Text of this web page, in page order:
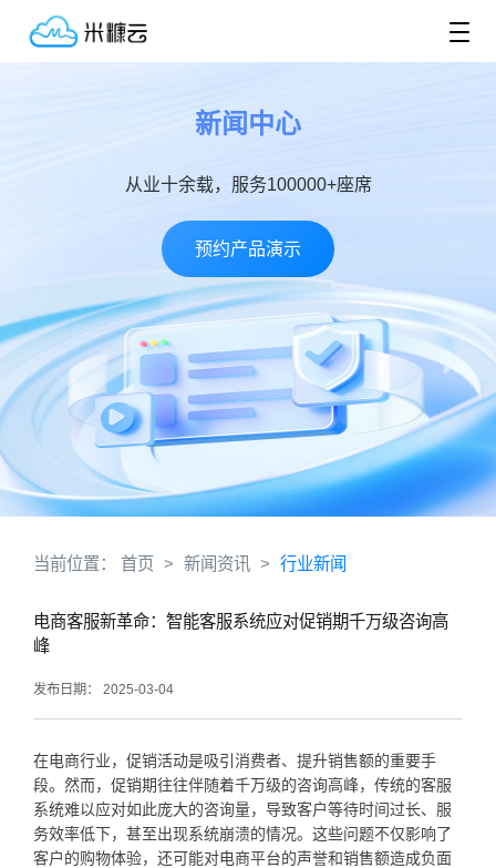
新闻中心
从业十余载，服务100000+座席
预约产品演示
当前位置： 首页 > 新闻资讯 > 行业新闻
电商客服新革命：智能客服系统应对促销期千万级咨询高
峰
发布日期： 2025-03-04
在电商行业，促销活动是吸引消费者、提升销售额的重要手
段。然而，促销期往往伴随着千万级的咨询高峰，传统的客服
系统难以应对如此庞大的咨询量，导致客户等待时间过长、服
务效率低下，甚至出现系统崩溃的情况。这些问题不仅影响了
客户的购物体验，还可能对电商平台的声誉和销售额造成负面